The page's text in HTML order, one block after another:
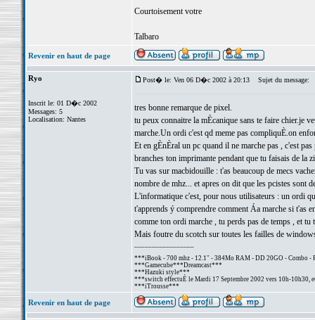
Courtoisement votre
Talbaro
Revenir en haut de page
Ryo
Inscrit le: 01 D�c 2002
Messages: 5
Localisation: Nantes
Post� le: Ven 06 D�c 2002 à 20:13 Sujet du message:
tres bonne remarque de pixel.
tu peux connaitre la mÈcanique sans te faire chier.je
marche.Un ordi c'est qd meme pas compliquÈ.on
Et en gÈnÈral un pc quand il ne marche pas , c'est
branches ton imprimante pendant que tu faisais de la
Tu vas sur macbidouille : t'as beaucoup de mecs
nombre de mhz... et apres on dit que les pcistes sont
L'informatique c'est, pour nous utilisateurs : un ordi
t'apprends ý comprendre comment Áa marche si t'as
comme ton ordi marche , tu perds pas de temps , et tu
Mais foutre du scotch sur toutes les failles de
***iBook - 700 mhz - 12.1" - 384Mo RAM - DD 20GO - Combo -
***Gamecube***Dreamcast***
***Hazuki style***
***switch effectuÈ le Mardi 17 Septembre 2002 vers 10h-10h30,
***iTrousse***
Revenir en haut de page